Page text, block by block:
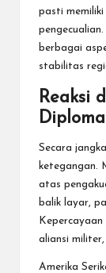
pasti memiliki
berbagai
stabilitas
Reaksi
Secara
ketegangan.
atas
balik layar,
aliansi militer,
Amerika